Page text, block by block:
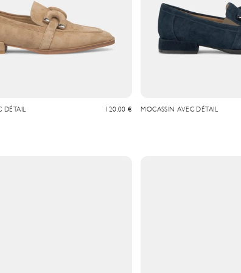
DÉTAIL Prix de vente
120,00 € MOCASSIN AVEC DÉTAIL